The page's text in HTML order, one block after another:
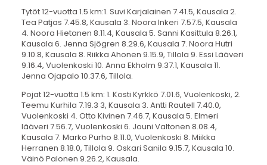
Tytöt 12-vuotta 1.5 km:1. Suvi Karjalainen 7.41.5, Kausala 2.
Tea Patjas 7.45.8, Kausala 3. Noora Inkeri 7.57.5, Kausala
4. Noora Hietanen 8.11.4, Kausala 5. Sanni Kasittula 8.26.1,
Kausala 6. Jenna Sjögren 8.29.6, Kausala 7. Noora Hutri
9.10.8, Kausala 8. Riikka Ahonen 9.15.9, Tillola 9. Essi Lääveri
9.16.4, Vuolenkoski 10. Anna Ekholm 9.37.1, Kausala 11.
Jenna Ojapalo 10.37.6, Tillola.
Pojat 12-vuotta 1.5 km: 1. Kosti Kyrkkö 7.01.6, Vuolenkoski, 2.
Teemu Kurhila 7.19.3 3, Kausala 3. Antti Rautell 7.40.0,
Vuolenkoski 4. Otto Kivinen 7.46.7, Kausala 5. Elmeri
lääveri 7.56.7, Vuolenkoski 6. Jouni Valtonen 8.08.4,
Kausala 7. Marko Purho 8.11.0, Vuolenkoski 8. Miikka
Herranen 8.18.0, Tillola 9. Oskari Sanila 9.15.7, Kausala 10.
Väinö Palonen 9.26.2, Kausala.